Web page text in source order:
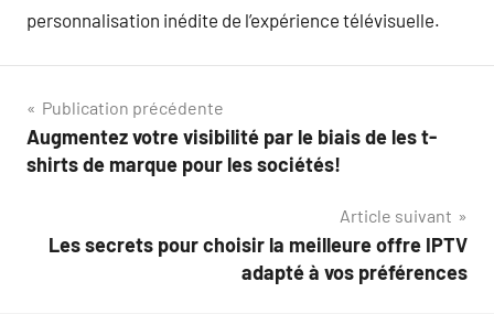
personnalisation inédite de l’expérience télévisuelle.
Navigation
de
Publication précédente
Augmentez votre visibilité par le biais de les t-
shirts de marque pour les sociétés!
Article suivant
Les secrets pour choisir la meilleure offre IPTV
adapté à vos préférences